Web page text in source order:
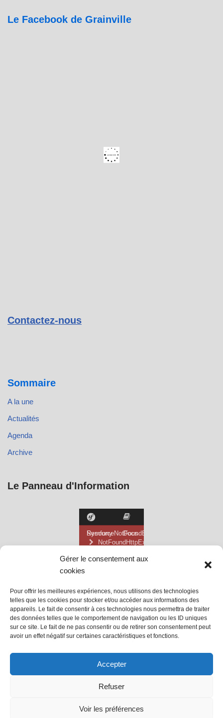
Gérer le consentement aux
cookies
Pour offrir les meilleures expériences, nous utilisons des technologies
telles que les cookies pour stocker et/ou accéder aux informations des
appareils. Le fait de consentir à ces technologies nous permettra de traiter
des données telles que le comportement de navigation ou les ID uniques
sur ce site. Le fait de ne pas consentir ou de retirer son consentement peut
avoir un effet négatif sur certaines caractéristiques et fonctions.
Accepter
Refuser
Voir les préférences
Le Facebook de Grainville
Contactez-nous
Sommaire
A la une
Actualités
Agenda
Archive
Le Panneau d'Information
@ Mairie de Grainville la Teinturière
Site propulsé par Tambour de Ville
@Grainville-la-teinturierementions légales